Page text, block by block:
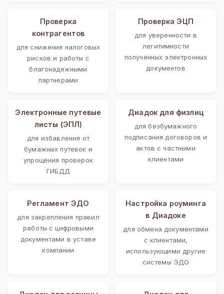
Проверка
контрагентов
для снижения налоговых
рисков и работы с
благонадежными
партнерами
Проверка ЭЦП
для уверенности в
легитимности
полученных электронных
документов
Электронные путевые
листы (ЭПЛ)
для избавления от
бумажных путевок и
упрощения проверок
ГИБДД
Диадок для физлиц
для безбумажного
подписания договоров и
актов с частными
клиентами
Регламент ЭДО
для закрепления правил
работы с цифровыми
документами в уставе
компании
Настройка роуминга
в Диадоке
для обмена документами
с клиентами,
использующими другие
системы ЭДО